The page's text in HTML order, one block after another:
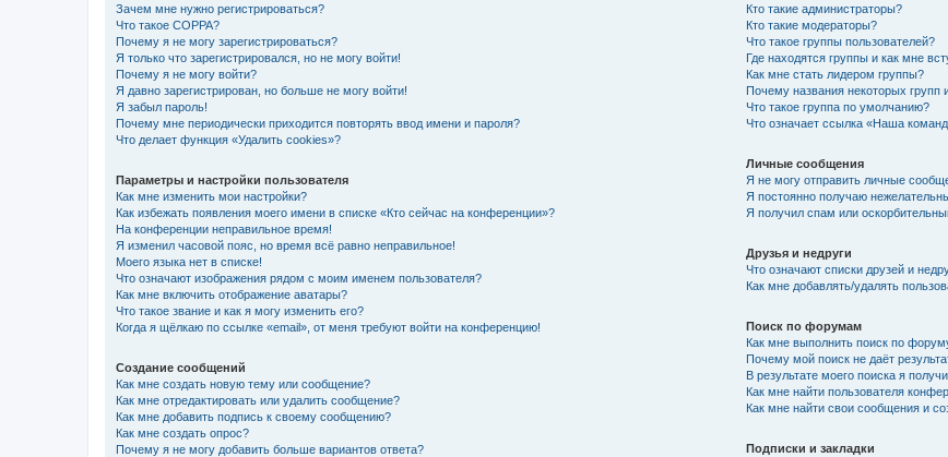
Зачем мне нужно регистрироваться?
Что такое COPPA?
Почему я не могу зарегистрироваться?
Я только что зарегистрировался, но не могу войти!
Почему я не могу войти?
Я давно зарегистрирован, но больше не могу войти!
Я забыл пароль!
Почему мне периодически приходится повторять ввод имени и пароля?
Что делает функция «Удалить cookies»?
Параметры и настройки пользователя
Как мне изменить мои настройки?
Как избежать появления моего имени в списке «Кто сейчас на конференции»?
На конференции неправильное время!
Я изменил часовой пояс, но время всё равно неправильное!
Моего языка нет в списке!
Что означают изображения рядом с моим именем пользователя?
Как мне включить отображение аватары?
Что такое звание и как я могу изменить его?
Когда я щёлкаю по ссылке «email», от меня требуют войти на конференцию!
Создание сообщений
Как мне создать новую тему или сообщение?
Как мне отредактировать или удалить сообщение?
Как мне добавить подпись к своему сообщению?
Как мне создать опрос?
Почему я не могу добавить больше вариантов ответа?
Кто такие администраторы?
Кто такие модераторы?
Что такое группы пользователей?
Где находятся группы и как мне
Как мне стать лидером группы?
Почему названия некоторых групп
Что такое группа по умолчанию?
Что означает ссылка «Наша
Личные сообщения
Я не могу отправить личные
Я постоянно получаю
Я получил спам или
Друзья и недруги
Что означают списки друзей и
Как мне добавлять/удалять
Поиск по форумам
Как мне выполнить поиск по
Почему мой поиск не даёт
В результате моего поиска я
Как мне найти пользователя
Как мне найти свои сообщения и
Подписки и закладки